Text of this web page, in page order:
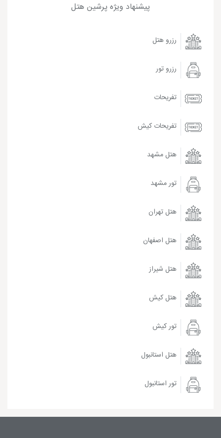
پیشنهاد ویژه پرشین هتل
رزرو هتل
رزرو تور
تفریحات
تفریحات کیش
هتل مشهد
تور مشهد
هتل تهران
هتل اصفهان
هتل شیراز
هتل کیش
تور کیش
هتل استانبول
تور استانبول